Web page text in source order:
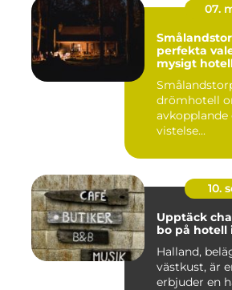
07.
perfekta
mysigt
drömhotell
vistelse...
10.
Upptäck
bo på hotell
Halland,
västkust, är
erbjuder en